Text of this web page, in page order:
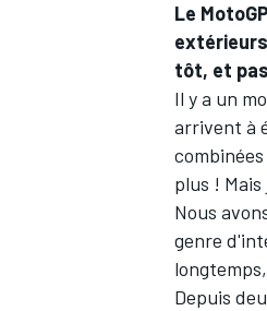
Le
tôt, et
Il y a un
arrivent à
plus !
Nous
genre
Depuis